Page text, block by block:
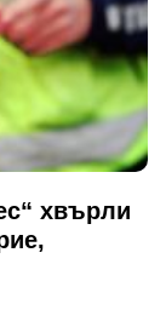
хвърли